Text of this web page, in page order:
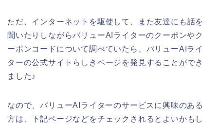
ただ、インターネットを駆使して、また友達にも話を
聞いたりしながらバリューAIライターのクーポンやク
ーポンコードについて調べていたら、バリューAIライ
ターの公式サイトらしきページを発見することができ
ました♪
なので、バリューAIライターのサービスに興味のある
方は、下記ページなどをチェックされるとよいかもし